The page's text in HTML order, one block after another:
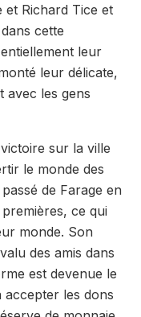
et Richard Tice et
cette
leur
leur délicate,
avec les gens
sur la ville
le monde des
de Farage en
ce qui
monde. Son
des amis dans
est devenue le
les dons